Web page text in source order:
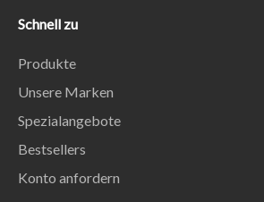
Schnell zu
Produkte
Unsere Marken
Spezialangebote
Bestsellers
Konto anfordern